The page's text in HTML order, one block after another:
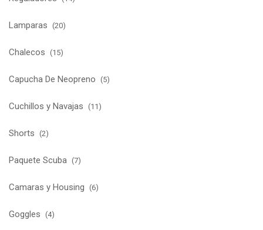
Lamparas (20)
Chalecos (15)
Capucha De Neopreno (5)
Cuchillos y Navajas (11)
Shorts (2)
Paquete Scuba (7)
Camaras y Housing (6)
Goggles (4)